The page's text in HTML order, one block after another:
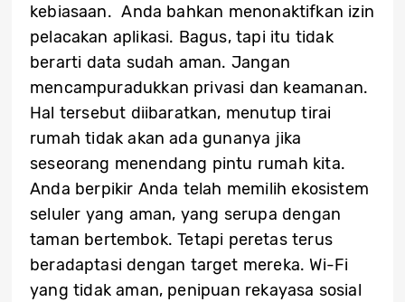
kebiasaan. Anda bahkan menonaktifkan izin
pelacakan aplikasi. Bagus, tapi itu tidak
berarti data sudah aman. Jangan
mencampuradukkan privasi dan keamanan.
Hal tersebut diibaratkan, menutup tirai
rumah tidak akan ada gunanya jika
seseorang menendang pintu rumah kita.
Anda berpikir Anda telah memilih ekosistem
seluler yang aman, yang serupa dengan
taman bertembok. Tetapi peretas terus
beradaptasi dengan target mereka. Wi-Fi
yang tidak aman, penipuan rekayasa sosial